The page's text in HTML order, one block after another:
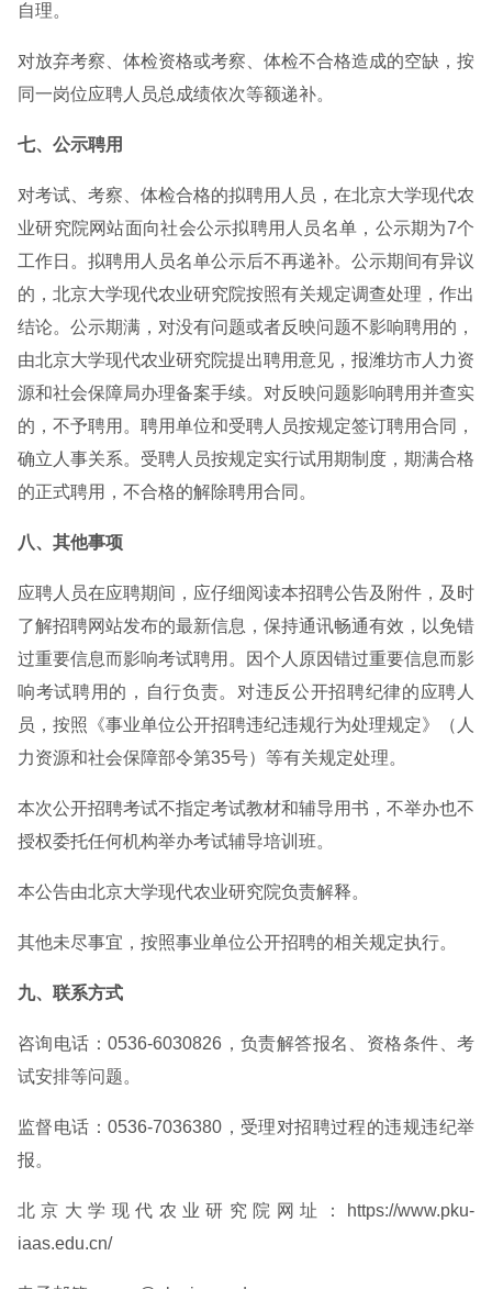
自理。
对放弃考察、体检资格或考察、体检不合格造成的空缺，按
同一岗位应聘人员总成绩依次等额递补。
七、公示聘用
对考试、考察、体检合格的拟聘用人员，在北京大学现代农
业研究院网站面向社会公示拟聘用人员名单，公示期为7个
工作日。拟聘用人员名单公示后不再递补。公示期间有异议
的，北京大学现代农业研究院按照有关规定调查处理，作出
结论。公示期满，对没有问题或者反映问题不影响聘用的，
由北京大学现代农业研究院提出聘用意见，报潍坊市人力资
源和社会保障局办理备案手续。对反映问题影响聘用并查实
的，不予聘用。聘用单位和受聘人员按规定签订聘用合同，
确立人事关系。受聘人员按规定实行试用期制度，期满合格
的正式聘用，不合格的解除聘用合同。
八、其他事项
应聘人员在应聘期间，应仔细阅读本招聘公告及附件，及时
了解招聘网站发布的最新信息，保持通讯畅通有效，以免错
过重要信息而影响考试聘用。因个人原因错过重要信息而影
响考试聘用的，自行负责。对违反公开招聘纪律的应聘人
员，按照《事业单位公开招聘违纪违规行为处理规定》（人
力资源和社会保障部令第35号）等有关规定处理。
本次公开招聘考试不指定考试教材和辅导用书，不举办也不
授权委托任何机构举办考试辅导培训班。
本公告由北京大学现代农业研究院负责解释。
其他未尽事宜，按照事业单位公开招聘的相关规定执行。
九、联系方式
咨询电话：0536-6030826，负责解答报名、资格条件、考
试安排等问题。
监督电话：0536-7036380，受理对招聘过程的违规违纪举
报。
北京大学现代农业研究院网址：https://www.pku-
iaas.edu.cn/